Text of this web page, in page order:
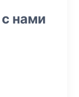
нами